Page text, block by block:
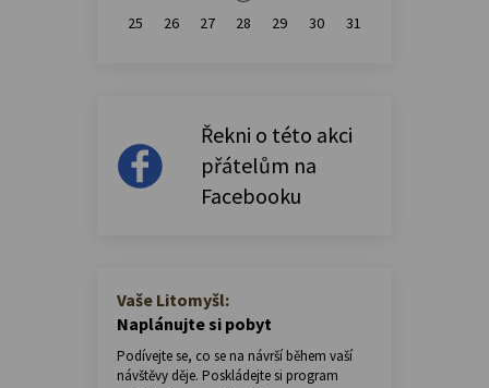
25 26 27 28 29 30 31
Řekni o této akci
přátelům na
Facebooku
Vaše Litomyšl:
Naplánujte si pobyt
Podívejte se, co se na návrší během vaší
návštěvy děje. Poskládejte si program